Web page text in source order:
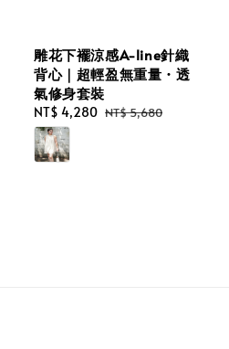
雕花下襬涼感A-line針織
背心｜超輕盈無重量・透
氣修身套裝
Sale
price
NT$ 4,280 Regular
NT$ 5,680